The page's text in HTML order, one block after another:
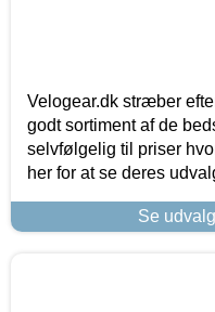
Velogear.dk stræber
godt sortiment af de
selvfølgelig til priser
her for at se deres
Se